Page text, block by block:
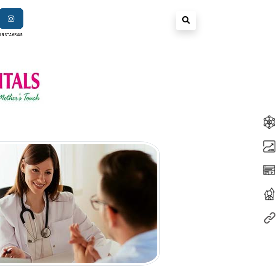
INSTAGRAM